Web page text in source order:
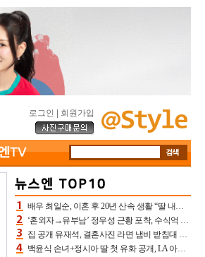
로그인 회원가입
배우 최일순, 이혼 후 20년 산속 생활 “딸 내가 버렸다고 원망‥맘 아파”(특종)[어제TV]
‘혼외자→유부남’ 정우성 근황 포착, 수식억 해킹 피해 후배 만났다 “존경하는”
집 공개 유재석, 결혼사진 라면 냄비 받침대 되고 분노‥가족사진도 피해(놀뭐)[어제TV]
백윤식 손녀+정시아 딸 첫 유화 공개, LA 아트쇼→서울국제조각페스타 작가다운 수준급 실력